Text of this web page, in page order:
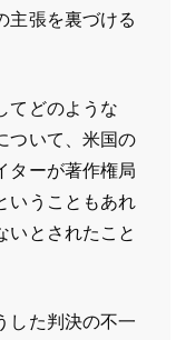
主張を裏づける
てどのような
ついて、米国の
ターが著作権局
いうこともあれ
いとされたこと
した判決の不一